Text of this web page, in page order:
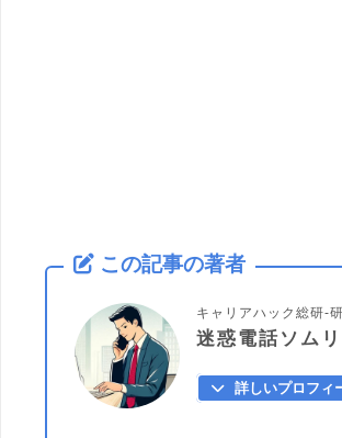
この記事の著者
キャリアハック総研-
迷惑電話ソム
詳しいプロフィ